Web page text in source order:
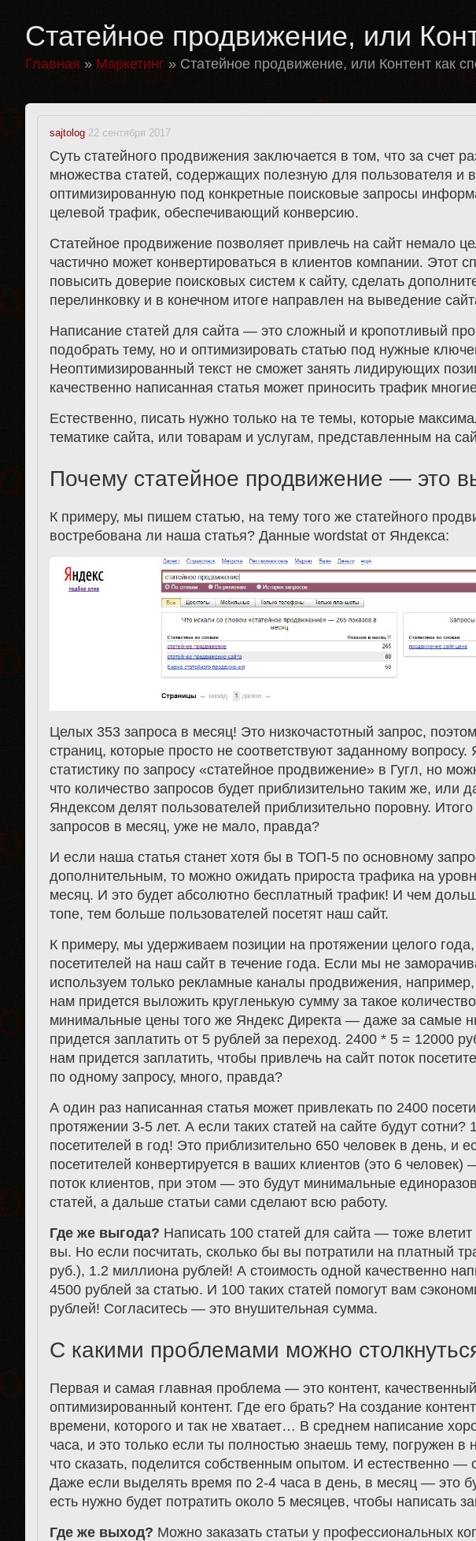
Статейное продвижение, или
Главная » Маркетинг » Статейное продвижение, или Контент как
sajtolog 22 сентября 2017
Суть статейного продвижения заключается в том, что за счет
множества статей, содержащих полезную для пользователя и
оптимизированную под конкретные поисковые запросы
целевой трафик, обеспечивающий конверсию.
Статейное продвижение позволяет привлечь на сайт немало
частично может конвертироваться в клиентов компании. Этот
повысить доверие поисковых систем к сайту, сделать
перелинковку и в конечном итоге направлен на выведение
Написание статей для сайта — это сложный и кропотливый
подобрать тему, но и оптимизировать статью под нужные
Неоптимизированный текст не сможет занять лидирующих
качественно написанная статья может приносить трафик
Естественно, писать нужно только на те темы, которые
тематике сайта, или товарам и услугам, представленным на
Почему статейное продвижение — это
К примеру, мы пишем статью, на тему того же статейного
востребована ли наша статья? Данные wordstat от Яндекса:
Целых 353 запроса в месяц! Это низкочастотный запрос,
страниц, которые просто не соответствуют заданному вопросу.
статистику по запросу «статейное продвижение» в Гугл, но
что количество запросов будет приблизительно таким же, или
Яндексом делят пользователей приблизительно поровну.
запросов в месяц, уже не мало, правда?
И если наша статья станет хотя бы в ТОП-5 по основному
дополнительным, то можно ожидать прироста трафика на
месяц. И это будет абсолютно бесплатный трафик! И чем
топе, тем больше пользователей посетят наш сайт.
К примеру, мы удерживаем позиции на протяжении целого
посетителей на наш сайт в течение года. Если мы не
используем только рекламные каналы продвижения, например,
нам придется выложить кругленькую сумму за такое
минимальные цены того же Яндекс Директа — даже за самые
придется заплатить от 5 рублей за переход. 2400 * 5 = 12000
нам придется заплатить, чтобы привлечь на сайт поток
по одному запросу, много, правда?
А один раз написанная статья может привлекать по 2400
протяжении 3-5 лет. А если таких статей на сайте будут сотни?
посетителей в год! Это приблизительно 650 человек в день, и
посетителей конвертируется в ваших клиентов (это 6
поток клиентов, при этом — это будут минимальные
статей, а дальше статьи сами сделают всю работу.
Где же выгода? Написать 100 статей для сайта — тоже влетит
вы. Но если посчитать, сколько бы вы потратили на платный
руб.), 1.2 миллиона рублей! А стоимость одной качественно
4500 рублей за статью. И 100 таких статей помогут вам
рублей! Согласитесь — это внушительная сумма.
С какими проблемами можно
Первая и самая главная проблема — это контент,
оптимизированный контент. Где его брать? На создание
времени, которого и так не хватает… В среднем написание
часа, и это только если ты полностью знаешь тему, погружен в
что сказать, поделится собственным опытом. И естественно —
Даже если выделять время по 2-4 часа в день, в месяц — это
есть нужно будет потратить около 5 месяцев, чтобы написать
Где же выход? Можно заказать статьи у профессиональных